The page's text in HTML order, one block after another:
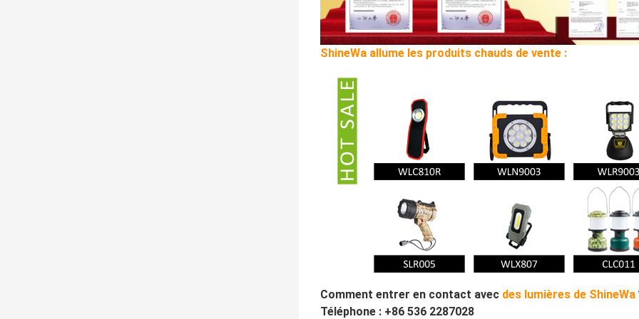
ShineWa allume les produits chauds de vente :
Comment entrer en contact avec des lumières de ShineWa
Téléphone : +86 536 2287028